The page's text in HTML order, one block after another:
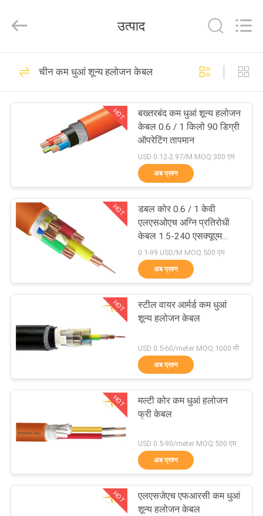
उत्पाद
वीडियो
दिखाएँ
हमारे
यात्रा
गुणवत्ता
नियंत्रण
हमसे
करें
Cable
(Group)
All
Reserved.
पावर केबल XLPE अछूता
306
बख्तरबंद विद्युत केबल
244
पीवीसी इन्सुलेट केबल्स
विद्युत केबल वायर
197
उत्पाद
चीन कम धुआं शून्य हलोजन केबल
HOT
बख्तरबंद कम धुआं शून्य हलोजन
केबल 0.6 / 1 किलो 90 डिग्री
ऑपरेटिंग तापमान
USD 0.12-2.97/M MOQ:300 एम
अब प्रश्न
HOT
डबल कोर 0.6 / 1 केवी
एलएसओएच अग्नि प्रतिरोधी
केबल 1.5-240 एसक्यूएम
एमएम आईईसी 60332
0.1-99 USD/M MOQ:500 एम
अब प्रश्न
HOT
स्टील वायर आर्मर्ड कम धुआं
शून्य हलोजन केबल
USD 0.5-60/meter MOQ:1000 मी
अब प्रश्न
HOT
मल्टी कोर कम धुआं हलोजन
फ्री केबल
USD 0.5-90/meter MOQ:500 एम
अब प्रश्न
HOT
एलएसजेएच एफआरसी कम धुआं
शून्य हलोजन केबल